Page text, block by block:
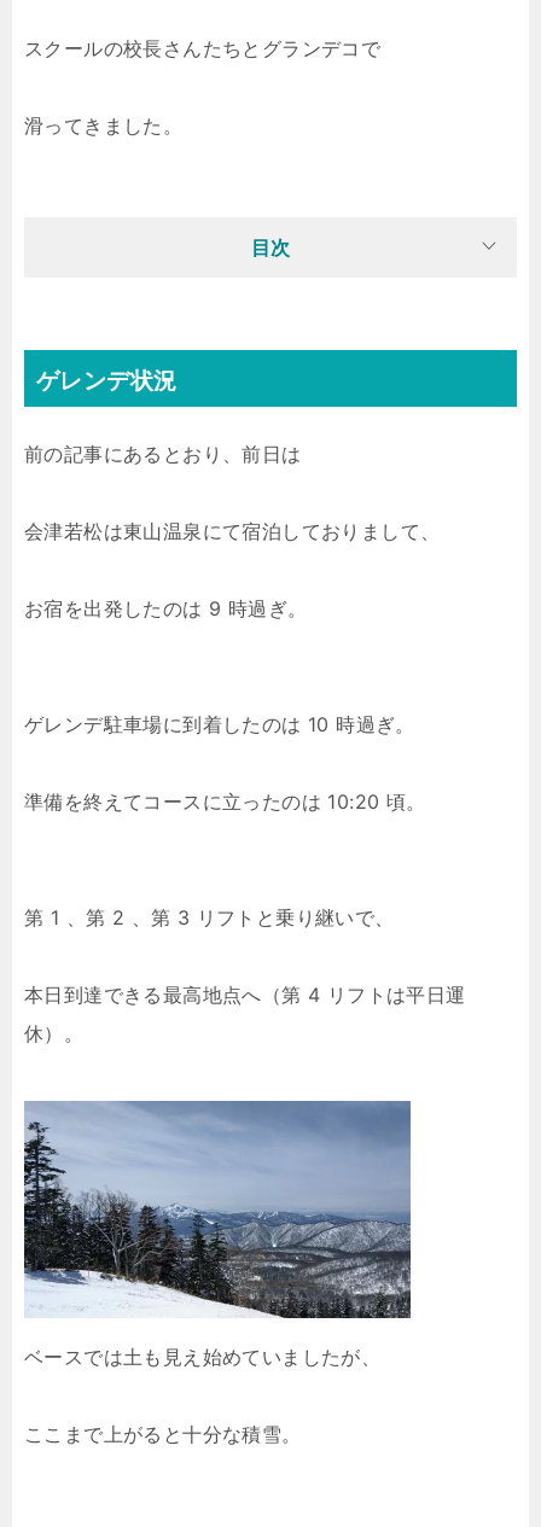
スクールの校長さんたちとグランデコで
滑ってきました。
目次
ゲレンデ状況
前の記事にあるとおり、前日は
会津若松は東山温泉にて宿泊しておりまして、
お宿を出発したのは 9 時過ぎ。
ゲレンデ駐車場に到着したのは 10 時過ぎ。
準備を終えてコースに立ったのは 10:20 頃。
第 1 、第 2 、第 3 リフトと乗り継いで、
本日到達できる最高地点へ（第 4 リフトは平日運
休）。
ベースでは土も見え始めていましたが、
ここまで上がると十分な積雪。